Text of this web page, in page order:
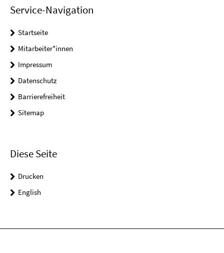
Service-Navigation
Startseite
Mitarbeiter*innen
Impressum
Datenschutz
Barrierefreiheit
Sitemap
Diese Seite
Drucken
English